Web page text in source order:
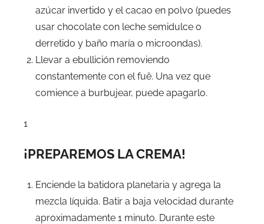
azúcar invertido y el cacao en polvo (puedes
usar chocolate con leche semidulce o
derretido y baño maría o microondas).
Llevar a ebullición removiendo
constantemente con el fuê. Una vez que
comience a burbujear, puede apagarlo.
1
¡PREPAREMOS LA CREMA!
Enciende la batidora planetaria y agrega la
mezcla líquida. Batir a baja velocidad durante
aproximadamente 1 minuto. Durante este